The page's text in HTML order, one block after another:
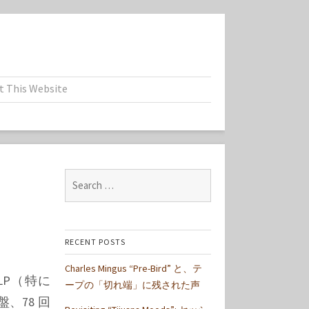
This Website
（特に
、78 回
for:
RECENT POSTS
Charles Mingus “Pre-Bird” と、テ
ープの「切れ端」に残された声